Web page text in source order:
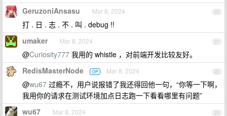
20
GeruzoniAnsasu Mar 8, 2024
打 . 日 . 志 . 不 . 叫 . debug !!
21
umaker Mar 8, 2024
@Curiosity777 我用的 whistle ，对前端开发比较友好。
22
RedisMasterNode OP Mar 8, 2024
@wu67 过瘾不，用户说报错了我还得回他一句，“你等一下啊，
我用你的请求在测试环境加点日志跑一下看看哪里有问题”
23
wu67 Mar 8, 2024